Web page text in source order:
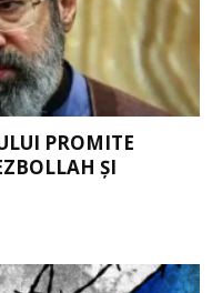
PROMITE
ȘI